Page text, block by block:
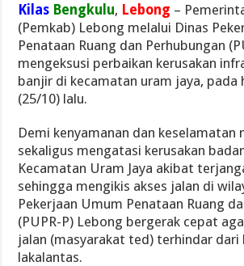
Kilas Bengkulu, Lebong –
(Pemkab) Lebong melalui Dinas
Penataan Ruang dan Perhubungan
mengeksusi perbaikan kerusakan
banjir di kecamatan uram jaya, pada
(25/10) lalu.
Demi kenyamanan dan keselamatan
sekaligus mengatasi kerusakan
Kecamatan Uram Jaya akibat
sehingga mengikis akses jalan di
Pekerjaan Umum Penataan Ruang
(PUPR-P) Lebong bergerak cepat
jalan (masyarakat ted) terhindar dari
lakalantas.